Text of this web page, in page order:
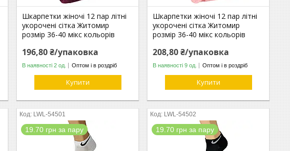
Шкарпетки жіночі 12 пар літні
укорочені сітка Житомир
розмір 36-40 мікс кольорів
196,80 ₴/упаковка
В наявності 2 од. Оптом і в роздріб
Купити
Шкарпетки жіночі 12 пар літні
укорочені сітка Житомир
розмір 36-40 мікс кольорів
208,80 ₴/упаковка
В наявності 9 од. Оптом і в роздріб
Купити
LWL-54501
19.70 грн за пару
LWL-54502
19.70 грн за пару